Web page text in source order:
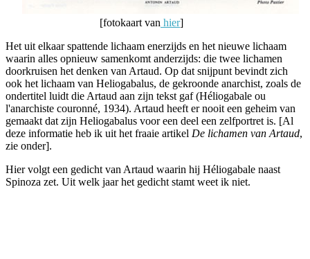
[fotokaart van hier]
Het uit elkaar spattende lichaam enerzijds en het nieuwe lichaam
waarin alles opnieuw samenkomt anderzijds: die twee lichamen
doorkruisen het denken van Artaud. Op dat snijpunt bevindt zich
ook het lichaam van Heliogabalus, de gekroonde anarchist, zoals de
ondertitel luidt die Artaud aan zijn tekst gaf (Héliogabale ou
l'anarchiste couronné, 1934). Artaud heeft er nooit een geheim van
gemaakt dat zijn Heliogabalus voor een deel een zelfportret is. [Al
deze informatie heb ik uit het fraaie artikel De lichamen van Artaud,
zie onder].
Hier volgt een gedicht van Artaud waarin hij Héliogabale naast
Spinoza zet. Uit welk jaar het gedicht stamt weet ik niet.